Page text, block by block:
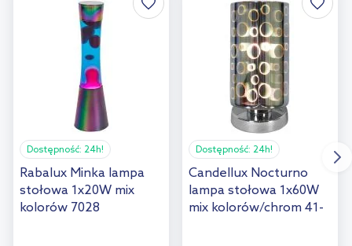
Dostępność: 24h!
Rabalux Minka lampa
stołowa 1x20W mix
kolorów 7028
Dostępność: 24h!
Candellux Nocturno
lampa stołowa 1x60W
mix kolorów/chrom 41-